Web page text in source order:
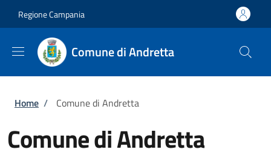
Regione Campania
Comune di Andretta
Briciole di pane
Home / Comune di Andretta
Comune di Andretta